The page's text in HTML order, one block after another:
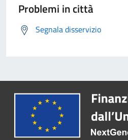
Problemi in città
Segnala disservizio